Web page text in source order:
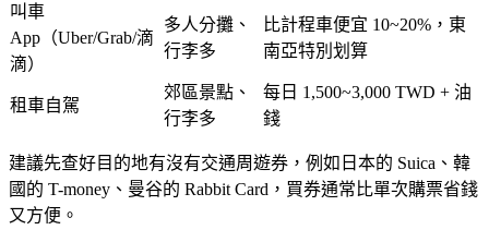
叫車
App（Uber/Grab/滴
滴）
多人分攤、
行李多
比計程車便宜 10~20%，東
南亞特別划算
租車自駕
郊區景點、
行李多
每日 1,500~3,000 TWD + 油
錢
建議先查好目的地有沒有交通周遊券，例如日本的 Suica、韓
國的 T-money、曼谷的 Rabbit Card，買券通常比單次購票省錢
又方便。